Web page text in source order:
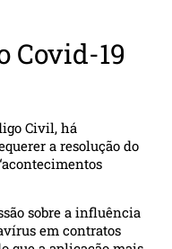
Covid-19
Civil, há
a resolução do
sobre a influência
em contratos